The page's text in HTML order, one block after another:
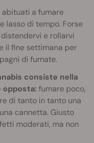
a fumare
lasso di tempo. Forse
e rollarvi
il fine settimana per
di fumate.
consiste nella
fumare poco,
di tanto in tanto una
cannetta. Giusto
moderati, ma non